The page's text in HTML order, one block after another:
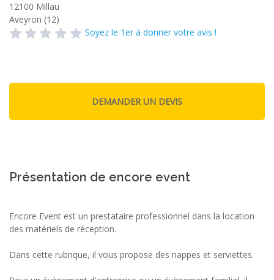
12100 Millau
Aveyron (12)
Soyez le 1er à donner votre avis !
Présentation de encore event
Encore Event est un prestataire professionnel dans la location
des matériels de réception.
Dans cette rubrique, il vous propose des nappes et serviettes.